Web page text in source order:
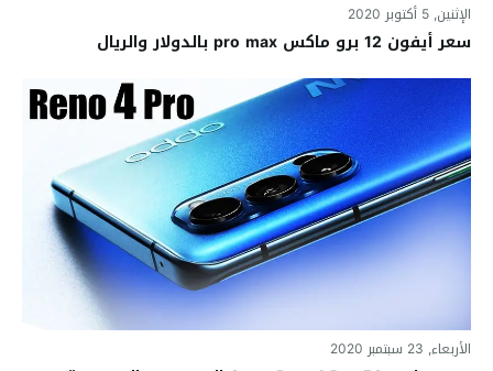
الإثنين, 5 أكتوبر 2020
سعر أيفون 12 برو ماكس pro max بالدولار والريال
الأربعاء, 23 سبتمبر 2020